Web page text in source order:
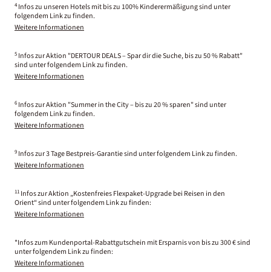
4 Infos zu unseren Hotels mit bis zu 100% Kinderermäßigung sind unter
folgendem Link zu finden.
Weitere Informationen
5 Infos zur Aktion "DERTOUR DEALS – Spar dir die Suche, bis zu 50 % Rabatt"
sind unter folgendem Link zu finden.
Weitere Informationen
6 Infos zur Aktion "Summer in the City – bis zu 20 % sparen" sind unter
folgendem Link zu finden.
Weitere Informationen
9 Infos zur 3 Tage Bestpreis-Garantie sind unter folgendem Link zu finden.
Weitere Informationen
11 Infos zur Aktion „Kostenfreies Flexpaket-Upgrade bei Reisen in den
Orient“ sind unter folgendem Link zu finden:
Weitere Informationen
*Infos zum Kundenportal-Rabattgutschein mit Ersparnis von bis zu 300 € sind
unter folgendem Link zu finden:
Weitere Informationen